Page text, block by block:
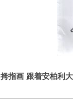
指画 跟着安柏利